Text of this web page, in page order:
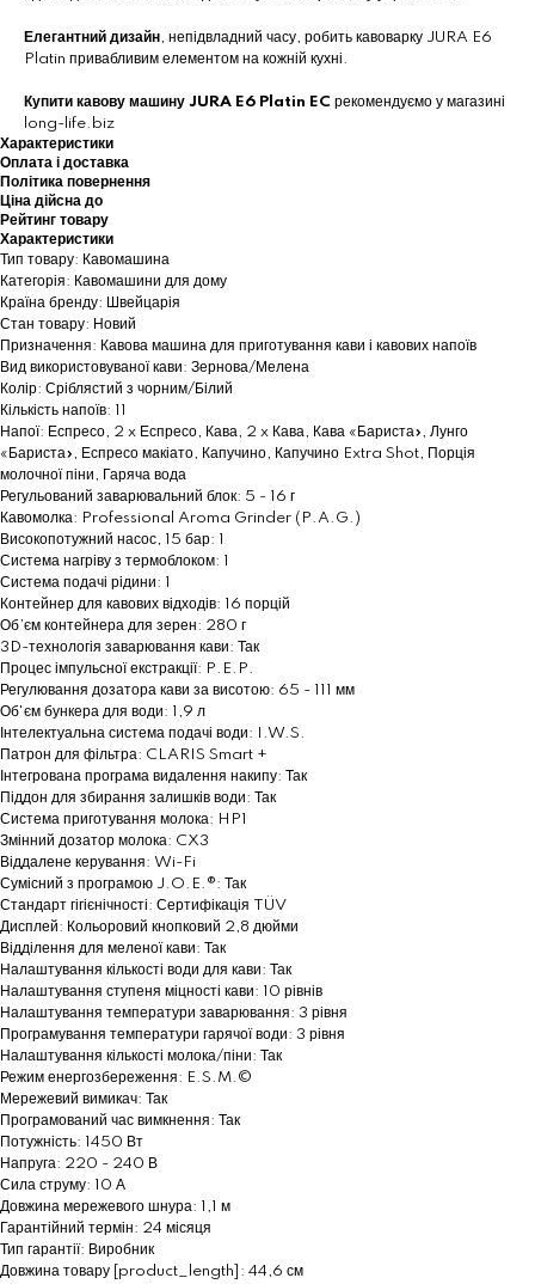
Елегантний дизайн, непідвладний часу, робить кавоварку JURA E6
Platin привабливим елементом на кожній кухні.
Купити кавову машину JURA E6 Platin EC рекомендуємо у магазині
long-life.biz
Характеристики
Оплата і доставка
Політика повернення
Ціна дійсна до
Рейтинг товару
Характеристики
Тип товару: Кавомашина
Категорія: Кавомашини для дому
Країна бренду: Швейцарія
Стан товару: Новий
Призначення: Кавова машина для приготування кави і кавових напоїв
Вид використовуваної кави: Зернова/Мелена
Колір: Сріблястий з чорним/Білий
Кількість напоїв: 11
Напої: Еспресо, 2 x Еспресо, Кава, 2 x Кава, Кава «Бариста», Лунго
«Бариста», Еспресо макіато, Капучино, Капучино Extra Shot, Порція
молочної піни, Гаряча вода
Регульований заварювальний блок: 5 - 16 г
Кавомолка: Professional Aroma Grinder (P.A.G.)
Високопотужний насос, 15 бар: 1
Система нагріву з термоблоком: 1
Система подачі рідини: 1
Контейнер для кавових відходів: 16 порцій
Об’єм контейнера для зерен: 280 г
3D-технологія заварювання кави: Так
Процес імпульсної екстракції: P.E.P.
Регулювання дозатора кави за висотою: 65 - 111 мм
Об'єм бункера для води: 1,9 л
Інтелектуальна система подачі води: I.W.S.
Патрон для фільтра: CLARIS Smart +
Інтегрована програма видалення накипу: Так
Піддон для збирання залишків води: Так
Система приготування молока: HP1
Змінний дозатор молока: CX3
Віддалене керування: Wi-Fi
Сумісний з програмою J.O.E.®: Так
Стандарт гігієнічності: Сертифікація TÜV
Дисплей: Кольоровий кнопковий 2,8 дюйми
Відділення для меленої кави: Так
Налаштування кількості води для кави: Так
Налаштування ступеня міцності кави: 10 рівнів
Налаштування температури заварювання: 3 рівня
Програмування температури гарячої води: 3 рівня
Налаштування кількості молока/піни: Так
Режим енергозбереження: E.S.M.©
Мережевий вимикач: Так
Програмований час вимкнення: Так
Потужність: 1450 Вт
Напруга: 220 - 240 В
Сила струму: 10 А
Довжина мережевого шнура: 1,1 м
Гарантійний термін: 24 місяця
Тип гарантії: Виробник
Довжина товару [product_length]: 44,6 см